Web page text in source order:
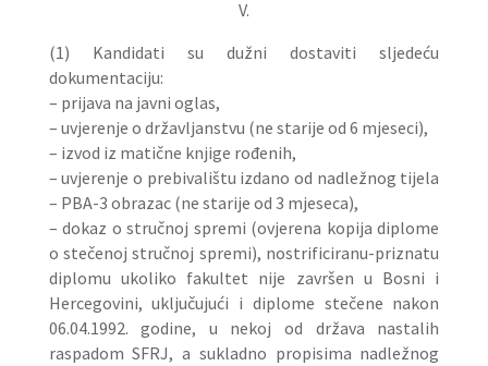
V.
(1) Kandidati su dužni dostaviti sljedeću
dokumentaciju:
– prijava na javni oglas,
– uvjerenje o državljanstvu (ne starije od 6 mjeseci),
– izvod iz matične knjige rođenih,
– uvjerenje o prebivalištu izdano od nadležnog tijela
– PBA-3 obrazac (ne starije od 3 mjeseca),
– dokaz o stručnoj spremi (ovjerena kopija diplome
o stečenoj stručnoj spremi), nostrificiranu-priznatu
diplomu ukoliko fakultet nije završen u Bosni i
Hercegovini, uključujući i diplome stečene nakon
06.04.1992. godine, u nekoj od država nastalih
raspadom SFRJ, a sukladno propisima nadležnog